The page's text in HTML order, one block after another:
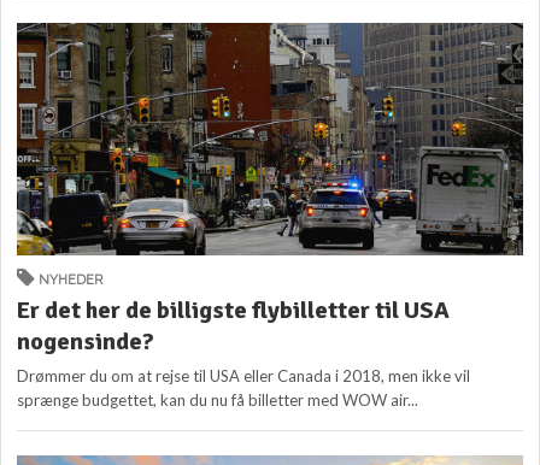
NYHEDER
Er det her de billigste flybilletter til USA
nogensinde?
Drømmer du om at rejse til USA eller Canada i 2018, men ikke vil
sprænge budgettet, kan du nu få billetter med WOW air...